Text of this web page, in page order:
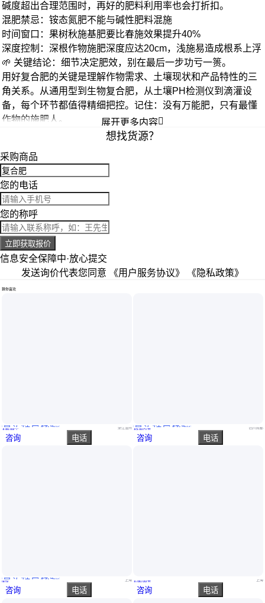
碱度超出合理范围时，再好的肥料利用率也会打折扣。
混肥禁忌 ：铵态氮肥不能与碱性肥料混施
时间窗口 ：果树秋施基肥要比春施效果提升40%
深度控制 ：深根作物施肥深度应达20cm，浅施易造成根系上浮
🌱 关键结论：细节决定肥效，别在最后一步功亏一篑。
用好复合肥的关键是理解作物需求、土壤现状和产品特性的三
角关系。从通用型到 生物复合肥，从土壤PH检测仪到 滴灌设
备，每个环节都值得精细把控。记住：没有万能肥，只有最懂
作物的施肥人。
展开更多内容
想找货源？
采购商品
您的电话
您的称呼
立即获取报价
信息安全保障中·放心提交
发送询价代表您同意 《用户服务协议》 《隐私政策》
猜你喜欢
装一块表的的电表箱
真实性已核验
￥80.00/个 浙江温州
咨询 电话
VA 40玻璃管流量计 - 适用于基础应用 实力商家 货源充足
真实性已核验
面议 上海
咨询 电话
956 儿童适用的电子座椅秤减轻病人和医护人员的负担
真实性已核验
￥5 .00万/台 四川成都
咨询 电话
￥780.00/台 上海
咨询 电话